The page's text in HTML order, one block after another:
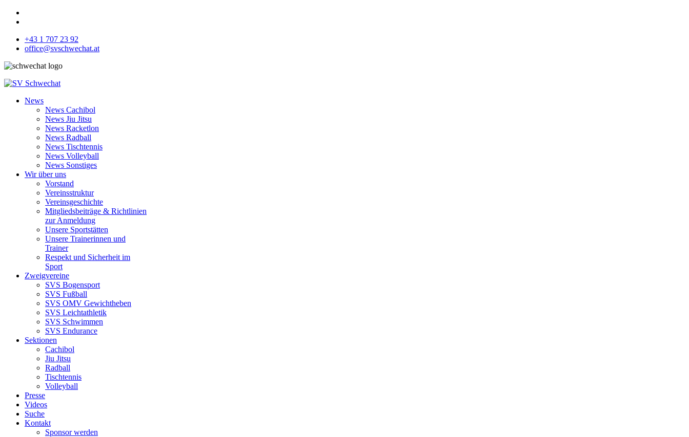
+43 1 707 23 92
office@svschwechat.at
News
News Cachibol
News Jiu Jitsu
News Racketlon
News Radball
News Tischtennis
News Volleyball
News Sonstiges
Wir über uns
Vorstand
Vereinsstruktur
Vereinsgeschichte
Mitgliedsbeiträge & Richtlinien
zur Anmeldung
Unsere Sportstätten
Unsere Trainerinnen und
Trainer
Respekt und Sicherheit im
Sport
Zweigvereine
SVS Bogensport
SVS Fußball
SVS OMV Gewichtheben
SVS Leichtathletik
SVS Schwimmen
SVS Endurance
Sektionen
Cachibol
Jiu Jitsu
Radball
Tischtennis
Volleyball
Presse
Videos
Suche
Kontakt
Sponsor werden